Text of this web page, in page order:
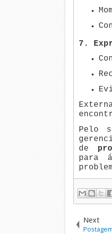
7.
Pelo
de
para
Next